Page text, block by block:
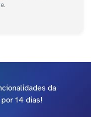
da
14 dias!